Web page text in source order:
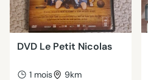
DVD Le Petit Nicolas
1 mois 9km